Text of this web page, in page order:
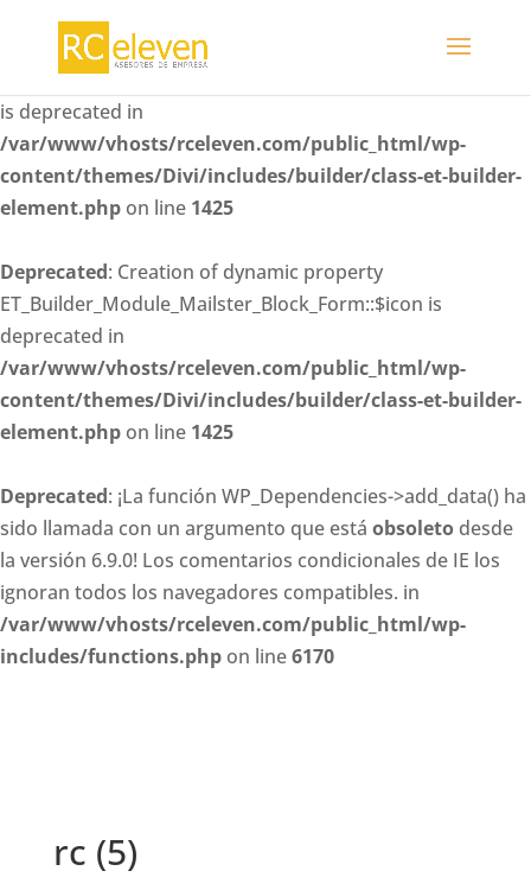
Deprecated : Creation of dynamic property
is deprecated in
/var/www/vhosts/rceleven.com/public_html/wp-
content/themes/Divi/includes/builder/class-et-builder-
element.php on line 1425
Deprecated: Creation of dynamic property
ET_Builder_Module_Mailster_Block_Form::$icon is
deprecated in
/var/www/vhosts/rceleven.com/public_html/wp-
content/themes/Divi/includes/builder/class-et-builder-
element.php on line 1425
Deprecated: ¡La función WP_Dependencies->add_data() ha
sido llamada con un argumento que está obsoleto desde
la versión 6.9.0! Los comentarios condicionales de IE los
ignoran todos los navegadores compatibles. in
/var/www/vhosts/rceleven.com/public_html/wp-
includes/functions.php on line6170
rc (5)